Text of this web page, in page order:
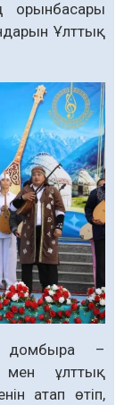
орынбасары
Ұлттық
домбыра –
ұлттық
атап өтіп,